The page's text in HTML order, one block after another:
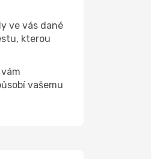
ve vás dané
kterou
vašemu